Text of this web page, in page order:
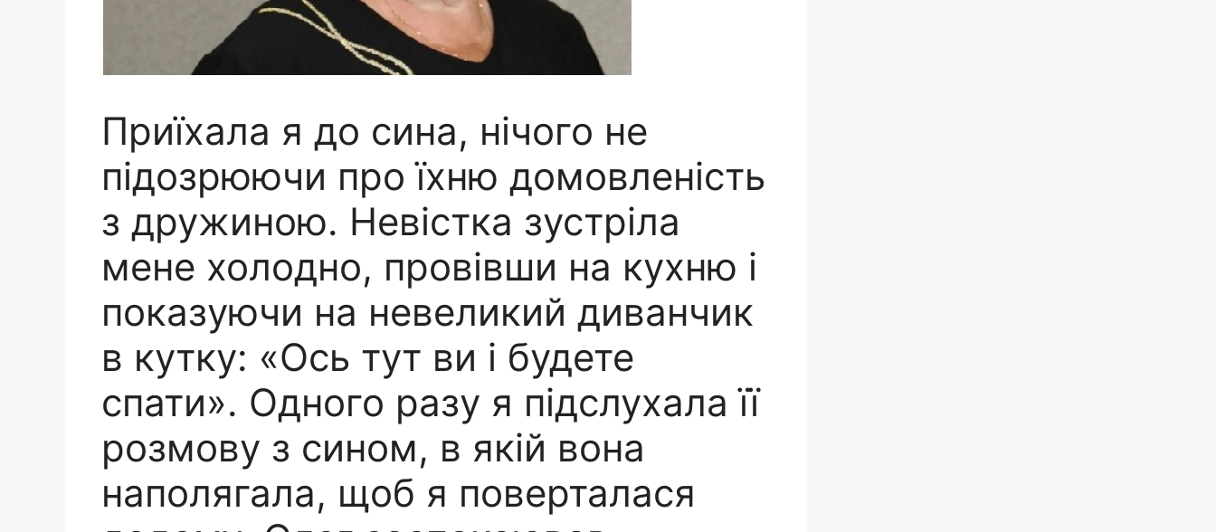
Приїхала я до сина, нічого не
підозрюючи про їхню домовленість
з дружиною. Невістка зустріла
мене холодно, провівши на кухню і
показуючи на невеликий диванчик
в кутку: «Ось тут ви і будете
спати». Одного разу я підслухала її
розмову з сином, в якій вона
наполягала, щоб я поверталася